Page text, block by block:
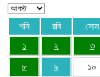
শনি রবি সোম
১
২ ৩
৮ ৯ ১০